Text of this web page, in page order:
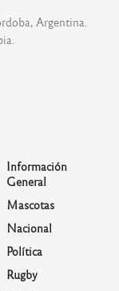
Argentina.
Información
General
Mascotas
Nacional
Política
Rugby